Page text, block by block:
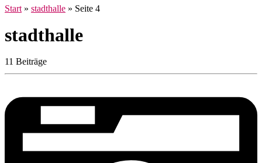
Start » stadthalle » Seite 4
stadthalle
11 Beiträge